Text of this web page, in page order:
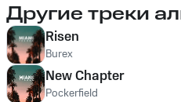
Другие треки
Risen
Burex
New Chapter
Pockerfield